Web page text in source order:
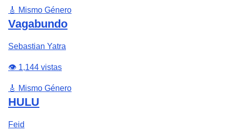
🎸 Mismo Género
Vagabundo
Sebastian Yatra
👁️ 1,144 vistas
🎸 Mismo Género
HULU
Feid